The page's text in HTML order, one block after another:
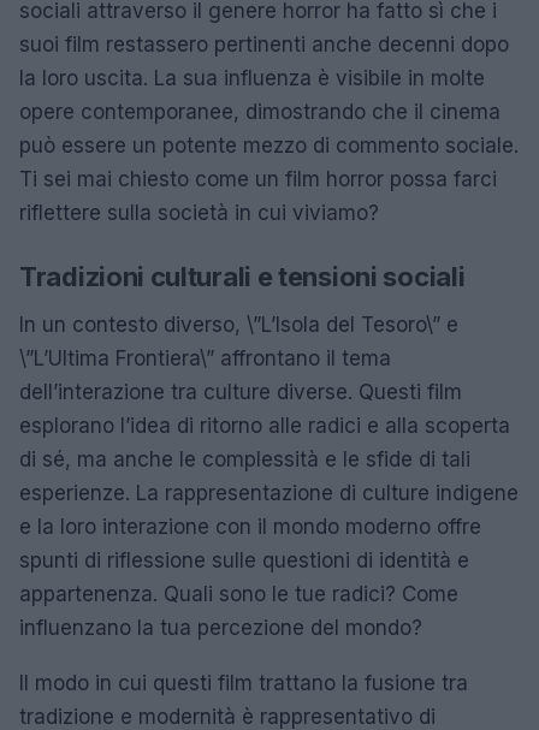
sociali attraverso il genere horror ha fatto sì che i
suoi film restassero pertinenti anche decenni dopo
la loro uscita. La sua influenza è visibile in molte
opere contemporanee, dimostrando che il cinema
può essere un potente mezzo di commento sociale.
Ti sei mai chiesto come un film horror possa farci
riflettere sulla società in cui viviamo?
Tradizioni culturali e tensioni sociali
In un contesto diverso, \”L’Isola del Tesoro\” e
\”L’Ultima Frontiera\” affrontano il tema
dell’interazione tra culture diverse. Questi film
esplorano l’idea di ritorno alle radici e alla scoperta
di sé, ma anche le complessità e le sfide di tali
esperienze. La rappresentazione di culture indigene
e la loro interazione con il mondo moderno offre
spunti di riflessione sulle questioni di identità e
appartenenza. Quali sono le tue radici? Come
influenzano la tua percezione del mondo?
Il modo in cui questi film trattano la fusione tra
tradizione e modernità è rappresentativo di